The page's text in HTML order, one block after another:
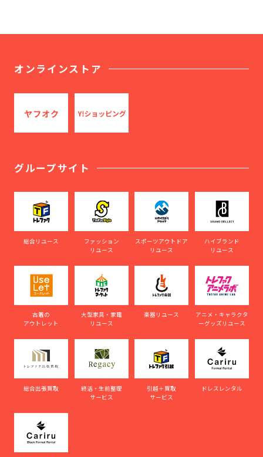
オンラインストア
グループサイト
総合リユース
ファッション
リユース
スポーツアウトドア
リユース
ハイブランド
リユース
古着の
アウトレット
大型家具・家電
リユース
楽器リユース
アニメ・キャラクタ
ーグッズリユース
総合出張買取
終活・生前整理
サービス
引越＋買取
サービス
ドレスレンタル